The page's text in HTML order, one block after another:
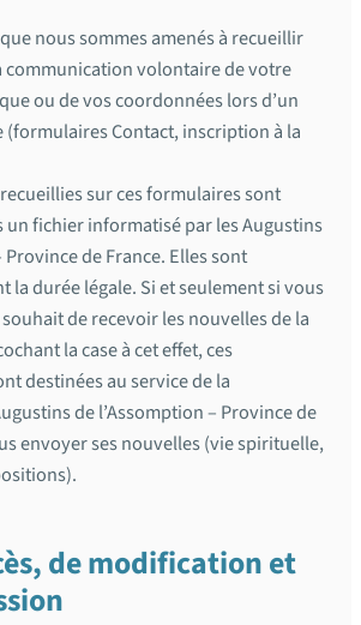
nous sommes amenés à recueillir
communication volontaire de votre
ou de vos coordonnées lors d’un
(formulaires Contact, inscription à la
sur ces formulaires sont
un fichier informatisé par les Augustins
Province de France. Elles sont
la durée légale. Si et seulement si vous
de recevoir les nouvelles de la
la case à cet effet, ces
destinées au service de la
de l’Assomption – Province de
envoyer ses nouvelles (vie spirituelle,
de modification et